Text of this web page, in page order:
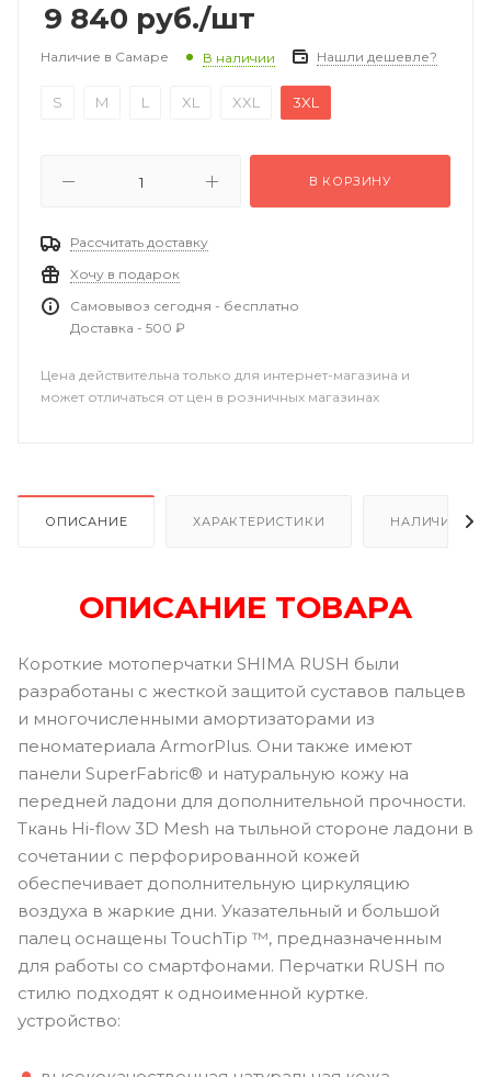
9 840 руб./шт
Наличие в Самаре В наличии Нашли дешевле?
S M L XL XXL 3XL
В КОРЗИНУ
Рассчитать доставку
Хочу в подарок
Самовывоз сегодня - бесплатно
Доставка - 500 ₽
Цена действительна только для интернет-магазина и
может отличаться от цен в розничных магазинах
ОПИСАНИЕ ХАРАКТЕРИСТИКИ НАЛИЧИЕ В
ОПИСАНИЕ ТОВАРА
Короткие мотоперчатки SHIMA RUSH были
разработаны с жесткой защитой суставов пальцев
и многочисленными амортизаторами из
пеноматериала ArmorPlus. Они также имеют
панели SuperFabric® и натуральную кожу на
передней ладони для дополнительной прочности.
Ткань Hi-flow 3D Mesh на тыльной стороне ладони в
сочетании с перфорированной кожей
обеспечивает дополнительную циркуляцию
воздуха в жаркие дни. Указательный и большой
палец оснащены TouchTip ™, предназначенным
для работы со смартфонами. Перчатки RUSH по
стилю подходят к одноименной куртке.
устройство: